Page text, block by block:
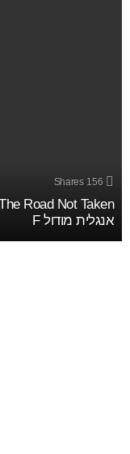
156
Shares
אנגלית מודול F